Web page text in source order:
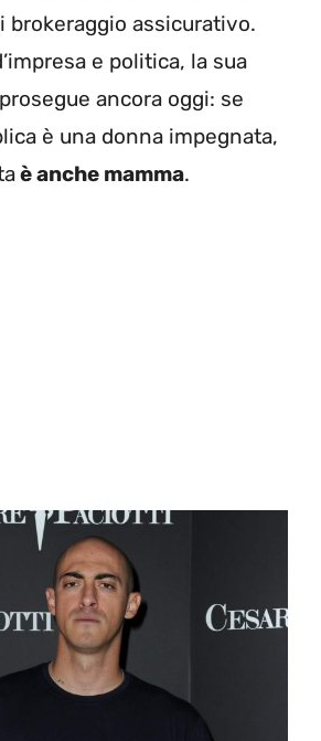
brokeraggio assicurativo.
e politica, la sua
ancora oggi: se
è una donna impegnata,
è anche mamma.